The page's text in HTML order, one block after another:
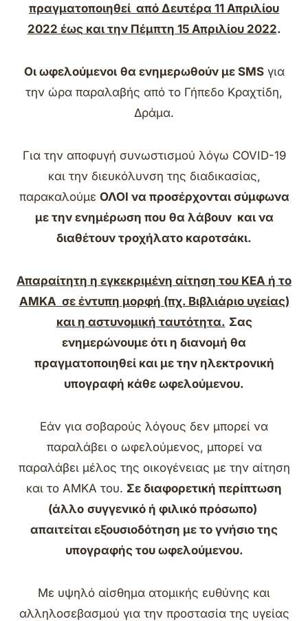
πραγματοποιηθεί από Δευτέρα 11 Απριλίου
2022 έως και την Πέμπτη 15 Απριλίου 2022.
Οι ωφελούμενοι θα ενημερωθούν με SMSγια
την ώρα παραλαβής από το Γήπεδο Κραχτίδη,
Δράμα.
Για την αποφυγή συνωστισμού λόγω COVID-19
και την διευκόλυνση της διαδικασίας,
παρακαλούμε ΟΛΟΙ να προσέρχονται σύμφωνα
με την ενημέρωση που θα λάβουν και να
διαθέτουν τροχήλατο καροτσάκι.
Απαραίτητη η εγκεκριμένη αίτηση του ΚΕΑ ή το
ΑΜΚΑ σε έντυπη μορφή (πχ. Βιβλιάριο υγείας)
και η αστυνομική ταυτότητα. Σας
ενημερώνουμε ότι η διανομή θα
πραγματοποιηθεί και με την ηλεκτρονική
υπογραφή κάθε ωφελούμενου.
Εάν για σοβαρούς λόγους δεν μπορεί να
παραλάβει ο ωφελούμενος, μπορεί να
παραλάβει μέλος της οικογένειας με την αίτηση
και το ΑΜΚΑ του. Σε διαφορετική περίπτωση
(άλλο συγγενικό ή φιλικό πρόσωπο)
απαιτείται εξουσιοδότηση με το γνήσιο της
υπογραφής του ωφελούμενου.
Με υψηλό αίσθημα ατομικής ευθύνης και
αλληλοσεβασμού για την προστασία της υγείας